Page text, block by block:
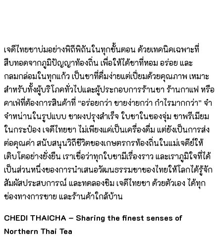
เจดีไทยชาบ่มอย่างพิถีพิถันในทุกขั้นตอน ด้วยเทคนิคเฉพาะที่
สืบทอดจากภูมิปัญญาท้องถิ่น เพื่อให้ได้ชาที่หอม อร่อย และ
กลมกล่อมในทุกแก้ว เป็นชาที่ดื่มง่ายแต่เปี่ยมด้วยคุณภาพ เหมาะ
สำหรับทั้งผู้บริโภคทั่วไปและผู้ประกอบการร้านชา ร้านกาแฟ หรือ
คาเฟ่ที่ต้องการสินค้าที่ “อร่อยกว่า ขายง่ายกว่า กำไรมากกว่า” จำ
จำหน่านในรูปแบบ ชาผงปรุงสำเร็จ ใบชาในซองจุ่ม ชาพรีเมียม
ในกระป๋อง เจดีไทยชา ไม่เพียงแค่เป็นเครื่องดื่ม แต่ยังเป็นการส่ง
ต่อคุณค่า สนับสนุนวิถีชีวิตของเกษตรกรท้องถิ่นในแม่เจดีย์ให้
เติบโตอย่างยั่งยืน เราเชื่อว่าทุกใบชามีเรื่องราว และเราภูมิใจที่ได้
เป็นส่วนหนึ่งของการนำเสนอวัฒนธรรมชาของไทยให้โลกได้รู้จัก
สัมผัสประสบการณ์ และทดลองชิม เจดีไทยชา ด้วยตัวเอง ได้ทุก
ช่องทางการขาย และร้านค้าใกล้บ้าน
CHEDI THAICHA – Sharing the finest senses of
Northern Thai Tea